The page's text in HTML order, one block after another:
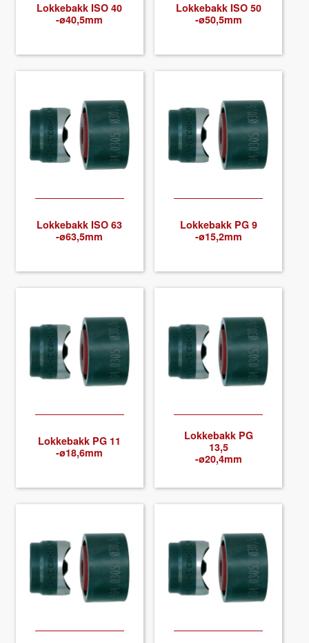
Lokke­bakk ISO 40
-ø40,5mm
Lokke­bakk ISO 50
-ø50,5mm
Lokke­bakk ISO 63
-ø63,5mm
Lokke­bakk PG 9
-ø15,2mm
Lokke­bakk PG 11
-ø18,6mm
Lokke­bakk PG
13,5
-ø20,4mm